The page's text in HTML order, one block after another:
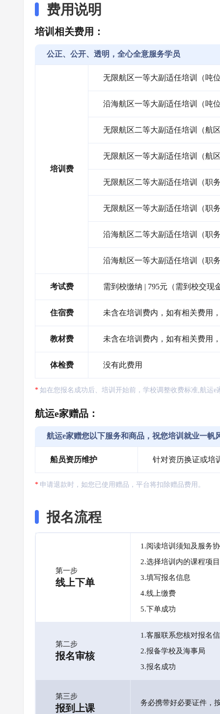
费用说明
培训相关费用：
公正、公开、透明，全心全意服务学员
培训费
无限航区一等大副适任培训（吨
沿海航区一等大副适任培训（吨
无限航区二等大副适任培训（航
无限航区一等大副适任培训（航
无限航区二等大副适任培训（职
无限航区一等大副适任培训（职
沿海航区二等大副适任培训（职
沿海航区一等大副适任培训（职
考试费 需到校缴纳 | 795元（需到校交现
住宿费 未含在培训费内，如有相关费用
教材费 未含在培训费内，如有相关费用
体检费 没有此费用
如在您报名成功后、培训开始前，学校调整收费标准,航运
航运e家赠品：
航运e家赠您以下服务和商品，祝您培训就业一帆
船员资历维护 针对资历换证或培
申请退款时，如您已使用赠品，平台将扣除赠品费用。
报名流程
第一步
线上下单
1.阅读培训须知及服务
2.选择培训内的课程项目
3.填写报名信息
4.线上缴费
5.下单成功
第二步
报名审核
1.客服联系您核对报名
2.报备学校及海事局
3.报名成功
第三步
报到上课 务必携带好必要证件，